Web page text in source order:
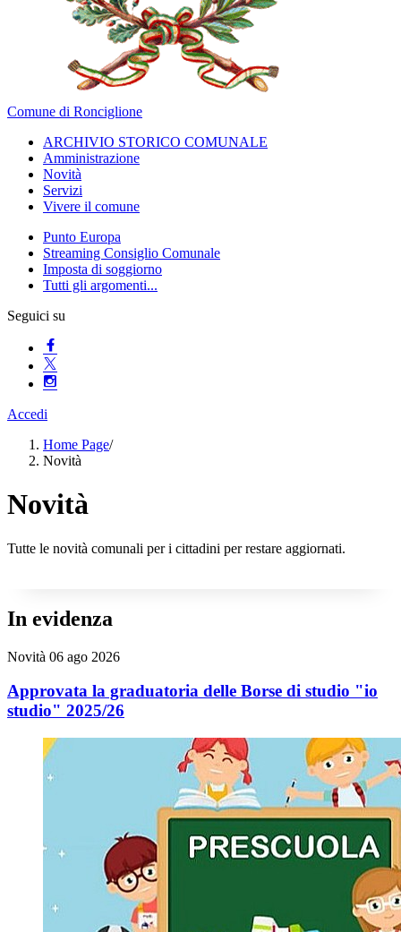
Comune di Ronciglione
ARCHIVIO STORICO COMUNALE
Amministrazione
Novità
Servizi
Vivere il comune
Punto Europa
Streaming Consiglio Comunale
Imposta di soggiorno
Tutti gli argomenti...
Seguici su
Accedi
Home Page/
Novità
Novità
Tutte le novità comunali per i cittadini per restare aggiornati.
In evidenza
Novità 06 ago 2026
Approvata la graduatoria delle Borse di studio "io
studio" 2025/26